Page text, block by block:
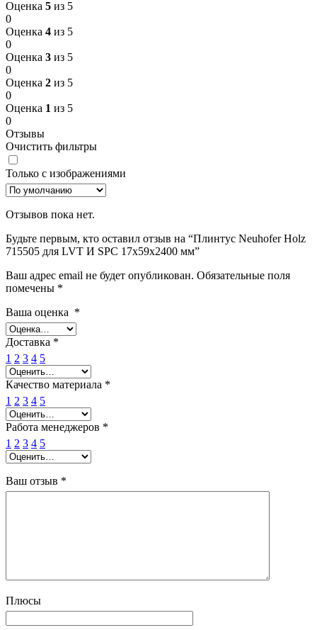
Оценка 5 из 5
0
Оценка 4 из 5
0
Оценка 3 из 5
0
Оценка 2 из 5
0
Оценка 1 из 5
0
Отзывы
Очистить фильтры
Только с изображениями
Отзывов пока нет.
Будьте первым, кто оставил отзыв на “Плинтус Neuhofer Holz
715505 для LVT И SPC 17x59x2400 мм”
Ваш адрес email не будет опубликован. Обязательные поля
помечены *
Ваша оценка *
Доставка *
1 2 3 4 5
Качество материала *
1 2 3 4 5
Работа менеджеров *
1 2 3 4 5
Ваш отзыв *
Плюсы